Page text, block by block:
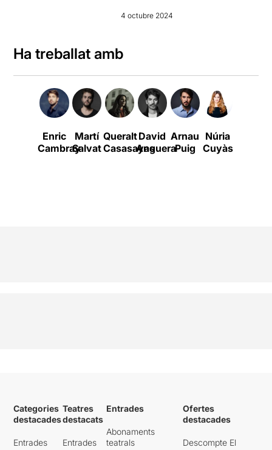
4 octubre 2024
Ha treballat amb
Enric
Cambray
Martí
Salvat
Queralt
Casasayas
David
Anguera
Arnau
Puig
Núria
Cuyàs
Categories
destacades
Entrades
Teatres
destacats
Entrades
Entrades
Abonaments
teatrals
Ofertes
destacades
Descompte El